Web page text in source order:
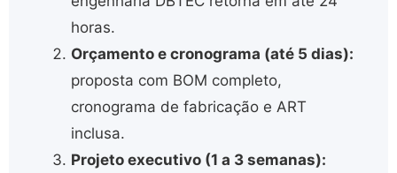
horas.
Orçamento e cronograma (até 5 dias):
proposta com BOM completo,
cronograma de fabricação e ART
inclusa.
Projeto executivo (1 a 3 semanas):